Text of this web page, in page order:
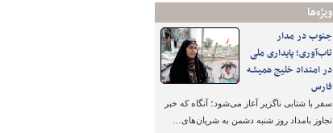
ویژه‌ها
جنوب در مدار
تاب‌آوری؛ پایداری ملی
در امتداد خلیج همیشه
فارس
سفر با شتابی ناگزیر آغاز می‌شود؛ آنگاه که خبر
تجاوز بامداد روز شنبه دشمن به شریان‌های…